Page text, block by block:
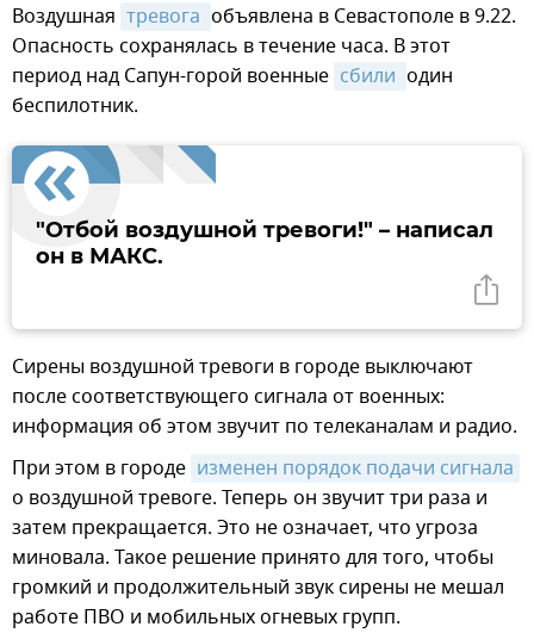
Воздушная тревога объявлена в Севастополе в 9.22.
Опасность сохранялась в течение часа. В этот
период над Сапун-горой военные сбили один
беспилотник.
"Отбой воздушной тревоги!" – написал
он в МАКС.
Сирены воздушной тревоги в городе выключают
после соответствующего сигнала от военных:
информация об этом звучит по телеканалам и радио.
При этом в городе изменен порядок подачи сигнала
о воздушной тревоге. Теперь он звучит три раза и
затем прекращается. Это не означает, что угроза
миновала. Такое решение принято для того, чтобы
громкий и продолжительный звук сирены не мешал
работе ПВО и мобильных огневых групп.